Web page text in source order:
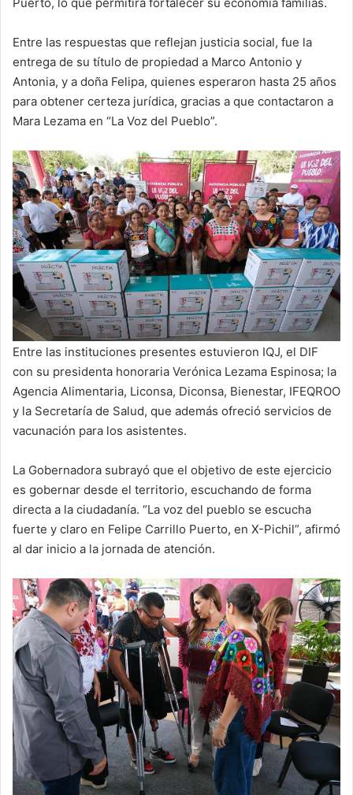
Entre las respuestas que reflejan justicia social, fue la
entrega de su título de propiedad a Marco Antonio y
Antonia, y a doña Felipa, quienes esperaron hasta 25 años
para obtener certeza jurídica, gracias a que contactaron a
Mara Lezama en “La Voz del Pueblo”.
Entre las instituciones presentes estuvieron IQJ, el DIF
con su presidenta honoraria Verónica Lezama Espinosa; la
Agencia Alimentaria, Liconsa, Diconsa, Bienestar, IFEQROO
y la Secretaría de Salud, que además ofreció servicios de
vacunación para los asistentes.
La Gobernadora subrayó que el objetivo de este ejercicio
es gobernar desde el territorio, escuchando de forma
directa a la ciudadanía. “La voz del pueblo se escucha
fuerte y claro en Felipe Carrillo Puerto, en X-Pichil”, afirmó
al dar inicio a la jornada de atención.